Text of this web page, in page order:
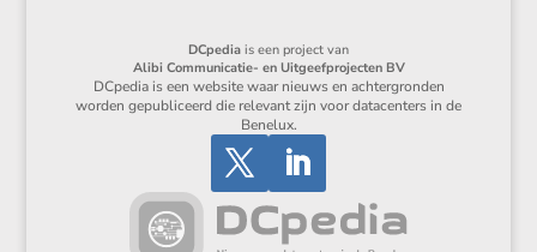
DCpedia is een project van
Alibi Communicatie- en Uitgeefprojecten BV
DCpedia is een website waar nieuws en achtergronden
worden gepubliceerd die relevant zijn voor datacenters in de
Benelux.